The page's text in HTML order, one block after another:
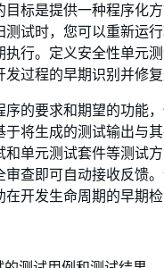
目标是提供一种程序化
试时，您可以重新运
执行。定义安全性单元
过程的早期识别并修复
序的要求和期望的功能
将生成的测试输出与
和单元测试套件等测试
查即可自动接收反馈
开发生命周期的早期检